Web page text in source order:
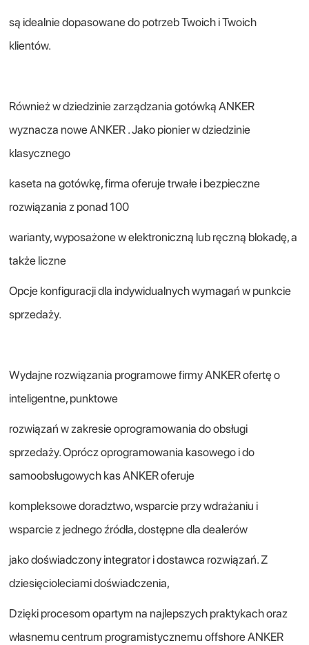
są idealnie dopasowane do potrzeb Twoich i Twoich
klientów.
Również w dziedzinie zarządzania gotówką ANKER
wyznacza nowe ANKER . Jako pionier w dziedzinie
klasycznego
kaseta na gotówkę, firma oferuje trwałe i bezpieczne
rozwiązania z ponad 100
warianty, wyposażone w elektroniczną lub ręczną blokadę, a
także liczne
Opcje konfiguracji dla indywidualnych wymagań w punkcie
sprzedaży.
Wydajne rozwiązania programowe firmy ANKER ofertę o
inteligentne, punktowe
rozwiązań w zakresie oprogramowania do obsługi
sprzedaży. Oprócz oprogramowania kasowego i do
samoobsługowych kas ANKER oferuje
kompleksowe doradztwo, wsparcie przy wdrażaniu i
wsparcie z jednego źródła, dostępne dla dealerów
jako doświadczony integrator i dostawca rozwiązań. Z
dziesięcioleciami doświadczenia,
Dzięki procesom opartym na najlepszych praktykach oraz
własnemu centrum programistycznemu offshore ANKER